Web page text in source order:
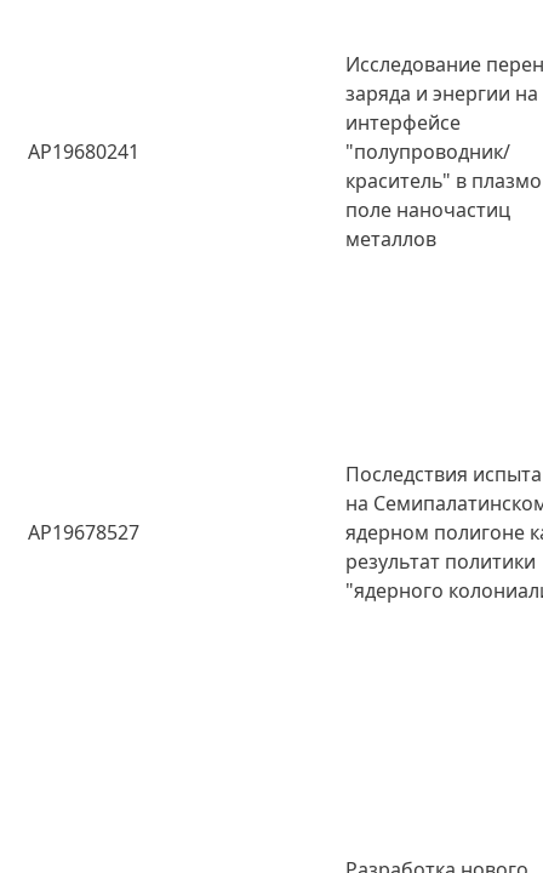
AP19680241
Исследование
заряда и энергии на
интерфейсе
"полупроводник/
краситель" в
поле наночастиц
металлов
AP19678527
Последствия
на
ядерном полигоне
результат политики
"ядерного